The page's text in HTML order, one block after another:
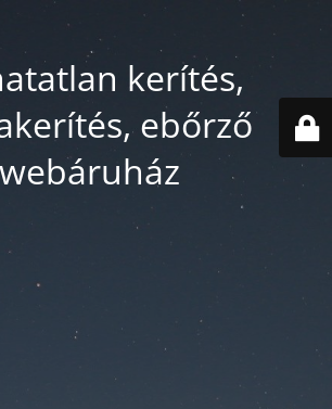
kerítés,
ebőrző
webáruház